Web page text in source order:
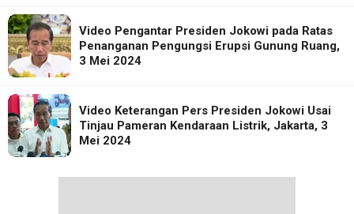
Video Pengantar Presiden Jokowi pada Ratas
Penanganan Pengungsi Erupsi Gunung Ruang,
3 Mei 2024
Video Keterangan Pers Presiden Jokowi Usai
Tinjau Pameran Kendaraan Listrik, Jakarta, 3
Mei 2024